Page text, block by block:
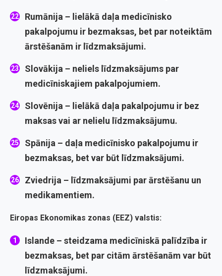
Rumānija – lielākā daļa medicīnisko
pakalpojumu ir bezmaksas, bet par noteiktām
ārstēšanām ir līdzmaksājumi.
Slovākija – neliels līdzmaksājums par
medicīniskajiem pakalpojumiem.
Slovēnija – lielākā daļa pakalpojumu ir bez
maksas vai ar nelielu līdzmaksājumu.
Spānija – daļa medicīnisko pakalpojumu ir
bezmaksas, bet var būt līdzmaksājumi.
Zviedrija – līdzmaksājumi par ārstēšanu un
medikamentiem.
Eiropas Ekonomikas zonas (EEZ) valstis:
Islande – steidzama medicīniskā palīdzība ir
bezmaksas, bet par citām ārstēšanām var būt
līdzmaksājumi.